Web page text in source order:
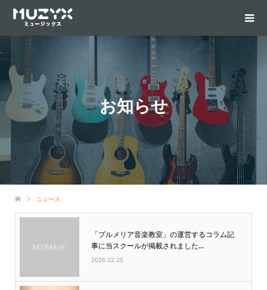
お知らせ
ニュース
「プルメリア音楽教室」の運営するコラム記
事に当スクールが掲載されました…
2026.02.25